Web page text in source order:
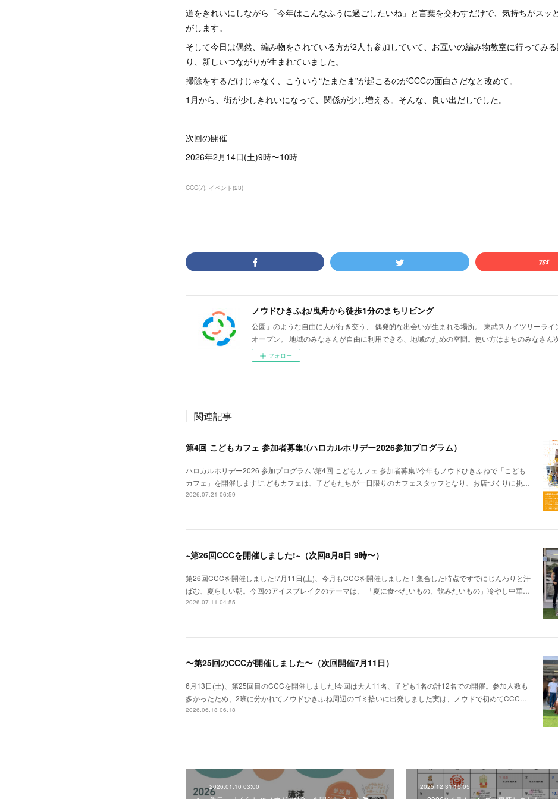
道をきれいにしながら「今年はこんなふうに過ごしたいね」と言葉を交わすだけで、気持ちがスッ
がします。
そして今日は偶然、編み物をされている方が2人も参加していて、お互いの編み物教室に行ってみ
り、新しいつながりが生まれていました。
掃除をするだけじゃなく、こういう“たまたま”が起こるのがCCCの面白さだなと改めて。
1月から、街が少しきれいになって、関係が少し増える。そんな、良い出だしでした。
次回の開催
2026年2月14日(土)9時〜10時
CCC(7) イベント(23)
ノウドひきふね/曳舟から徒歩1分のまちリビング
公園」のような自由に人が行き交う、 偶発的な出会いが生まれる場所。 東武スカイツリーライ
オープン。 地域のみなさんが自由に利用できる、地域のための空間。使い方はまちのみなさん次
フォロー
関連記事
第4回 こどもカフェ 参加者募集!(ハロカルホリデー2026参加プログラム）
ハロカルホリデー2026 参加プログラム \第4回 こどもカフェ 参加者募集!/今年もノウドひきふねで「こども
カフェ」を開催します!こどもカフェは、子どもたちが一日限りのカフェスタッフとなり、お店づくりに挑…
2026.07.21 06:59
~第26回CCCを開催しました!~（次回8月8日 9時〜）
第26回CCCを開催しました!7月11日(土)、今月もCCCを開催しました！集合した時点ですでにじんわりと汗
ばむ、夏らしい朝。今回のアイスブレイクのテーマは、 「夏に食べたいもの、飲みたいもの」冷やし中華…
2026.07.11 04:55
〜第25回のCCCが開催しました〜（次回開催7月11日）
6月13日(土)、第25回目のCCCを開催しました!今回は大人11名、子ども1名の計12名での開催。参加人数も
多かったため、2班に分かれてノウドひきふね周辺のゴミ拾いに出発しました実は、ノウドで初めてCCC…
2026.06.18 06:18
2026.01.10 03:00 2025.12.31 15:05